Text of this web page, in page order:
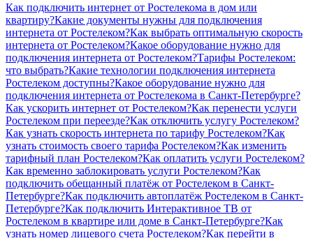
Как подключить интернет от Ростелекома в дом или
квартиру?Какие документы нужны для подключения
интернета от Ростелеком?Как выбрать оптимальную скорость
интернета от Ростелеком?Какое оборудование нужно для
подключения интернета от Ростелеком?Тарифы Ростелеком:
что выбрать?Какие технологии подключения интернета
Ростелеком доступны?Какое оборудование нужно для
подключения интернета от Ростелекома в Санкт-Петербурге?
Как ускорить интернет от Ростелеком?Как перенести услуги
Ростелеком при переезде?Как отключить услугу Ростелеком?
Как узнать скорость интернета по тарифу Ростелеком?Как
узнать стоимость своего тарифа Ростелеком?Как изменить
тарифный план Ростелеком?Как оплатить услуги Ростелеком?
Как временно заблокировать услуги Ростелеком?Как
подключить обещанный платёж от Ростелеком в Санкт-
Петербурге?Как подключить автоплатёж Ростелеком в Санкт-
Петербурге?Как подключить Интерактивное ТВ от
Ростелеком в квартире или доме в Санкт-Петербурге?Как
узнать номер лицевого счета Ростелеком?Как перейти в